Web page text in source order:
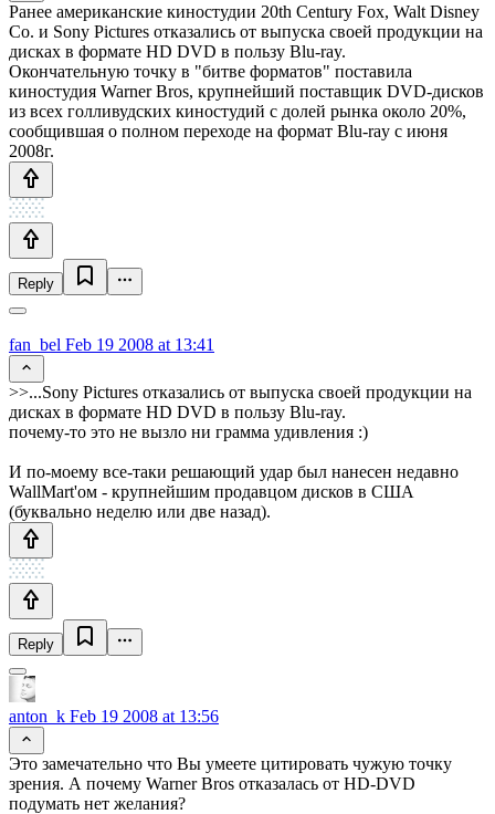
Ранее американские киностудии 20th Century Fox, Walt Disney
Co. и Sony Pictures отказались от выпуска своей продукции на
дисках в формате HD DVD в пользу Blu-ray.
Окончательную точку в "битве форматов" поставила
киностудия Warner Bros, крупнейший поставщик DVD-дисков
из всех голливудских киностудий с долей рынка около 20%,
сообщившая о полном переходе на формат Blu-ray с июня
2008г.
Reply
fan_bel Feb 19 2008 at 13:41
>>...Sony Pictures отказались от выпуска своей продукции на
дисках в формате HD DVD в пользу Blu-ray.
почему-то это не вызло ни грамма удивления :)
И по-моему все-таки решающий удар был нанесен недавно
WallMart'ом - крупнейшим продавцом дисков в США
(буквально неделю или две назад).
Reply
anton_k Feb 19 2008 at 13:56
Это замечательно что Вы умеете цитировать чужую точку
зрения. А почему Warner Bros отказалась от HD-DVD
подумать нет желания?